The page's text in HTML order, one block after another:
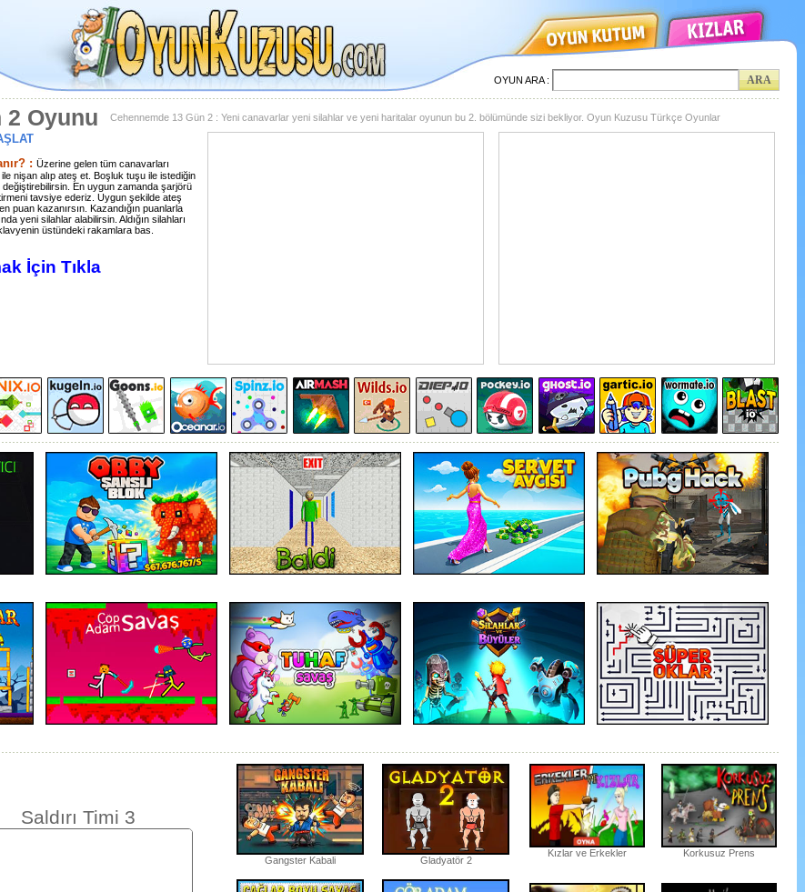
OYUN ARA :
2 Oyunu Cehennemde 13 Gün 2 : Yeni canavarlar yeni silahlar ve yeni haritalar oyunun bu 2. bölümünde sizi bekliyor. Oyun Kuzusu Türkçe Oyunlar
: Üzerine gelen tüm canavarları
nişan alıp ateş et. Boşluk tuşu ile istediğin
En uygun zamanda şarjörü
tavsiye ederiz. Uygun şekilde ateş
puan kazanırsın. Kazandığın puanlarla
yeni silahlar alabilirsin. Aldığın silahları
üstündeki rakamlara bas.
İçin Tıkla
Saldırı Timi 3
Gangster Kabali Gladyatör 2
Kızlar ve Erkekler Korkusuz Prens